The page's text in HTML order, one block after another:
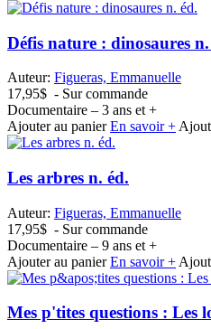
Défis nature : dinosaures n.
Auteur: Figueras, Emmanuelle
17,95$ - Sur commande
Documentaire – 3 ans et +
Ajouter au panier En savoir +
Les arbres n. éd.
Auteur: Figueras, Emmanuelle
17,95$ - Sur commande
Documentaire – 9 ans et +
Ajouter au panier En savoir +
Mes p'tites questions : Les